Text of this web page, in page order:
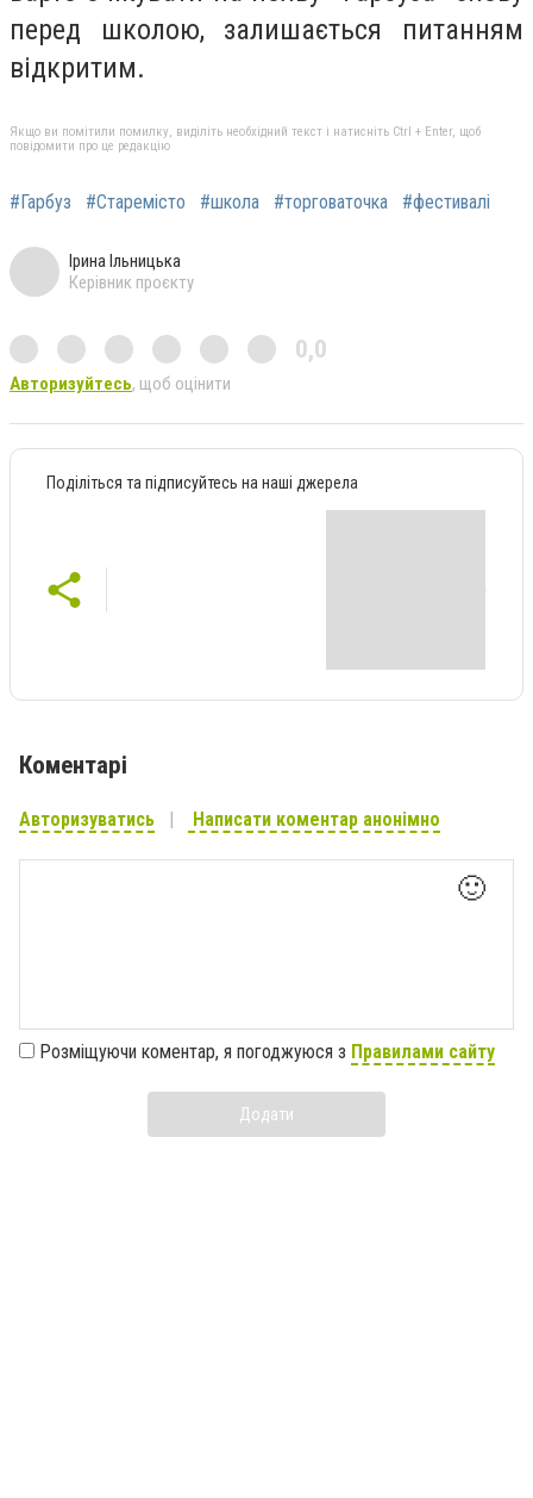
перед школою, залишається питанням
відкритим.
Якщо ви помітили помилку, виділіть необхідний текст і натисніть Ctrl + Enter, щоб
повідомити про це редакцію
#Гарбуз #Старемісто #школа #торговаточка #фестивалі
Ірина Ільницька
Керівник проєкту
0,0
Авторизуйтесь, щоб оцінити
Поділіться та підписуйтесь на наші джерела
Коментарі
Авторизуватись Написати коментар анонімно
🙂
Розміщуючи коментар, я погоджуюся з Правилами сайту
Додати